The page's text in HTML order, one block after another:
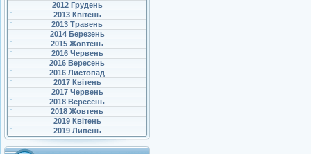
2012 Грудень
2013 Квітень
2013 Травень
2014 Березень
2015 Жовтень
2016 Червень
2016 Вересень
2016 Листопад
2017 Квітень
2017 Червень
2018 Вересень
2018 Жовтень
2019 Квітень
2019 Липень